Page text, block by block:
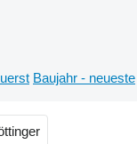
Baujahr - neueste